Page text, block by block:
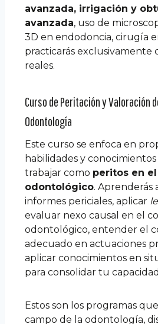
avanzada, irrigación y
avanzada, uso de
3D en endodoncia, cirugía
practicarás exclusivamente
reales.
Curso de Peritación y Valoración
Odontología
Este curso se enfoca en
habilidades y conocimientos
trabajar como peritos en
odontológico. Aprenderás
informes periciales, aplicar
evaluar nexo causal en el
odontológico, entender el
adecuado en actuaciones
aplicar conocimientos en
para consolidar tu
Estos son los programas
campo de la odontología,